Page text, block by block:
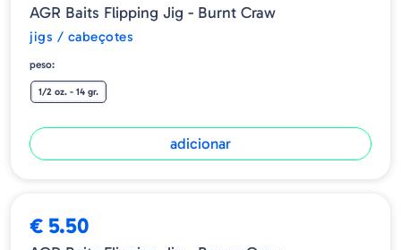
AGR Baits Flipping Jig - Burnt Craw
jigs / cabeçotes
peso:
1/2 oz. - 14 gr.
adicionar
€ 5.50